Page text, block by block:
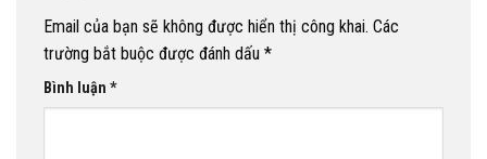
Email của bạn sẽ không được hiển thị công khai. Các
trường bắt buộc được đánh dấu *
Bình luận *